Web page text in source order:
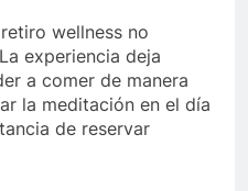
wellness no
experiencia deja
a comer de manera
la meditación en el día
de reservar